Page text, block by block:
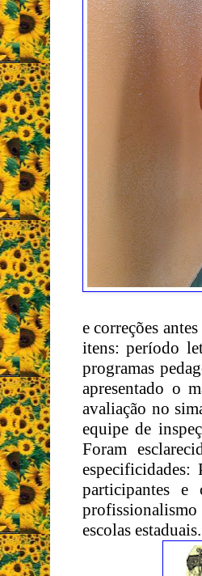
e correções
itens: período
programas
apresentado o
avaliação no
equipe de
Foram
participantes e
escolas estaduais.